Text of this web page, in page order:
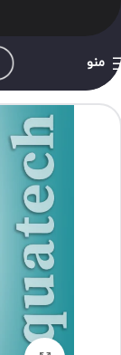
منو